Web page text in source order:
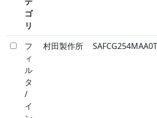
ゴ
リ
フ
ィ
ル
タ
/
イ
村田製作所